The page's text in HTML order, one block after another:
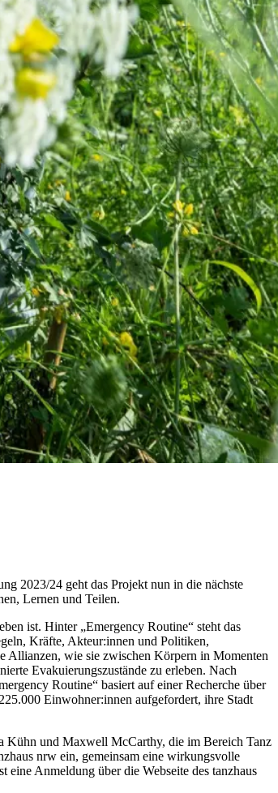
2023/24 geht das Projekt nun in die nächste
Lernen und Teilen.
ist. Hinter „Emergency Routine“ steht das
Kräfte, Akteur:innen und Politiken,
Allianzen, wie sie zwischen Körpern in Momenten
Evakuierungszustände zu erleben. Nach
Routine“ basiert auf einer Recherche über
Einwohner:innen aufgefordert, ihre Stadt
Kühn und Maxwell McCarthy, die im Bereich Tanz
nrw ein, gemeinsam eine wirkungsvolle
Anmeldung über die Webseite des tanzhaus